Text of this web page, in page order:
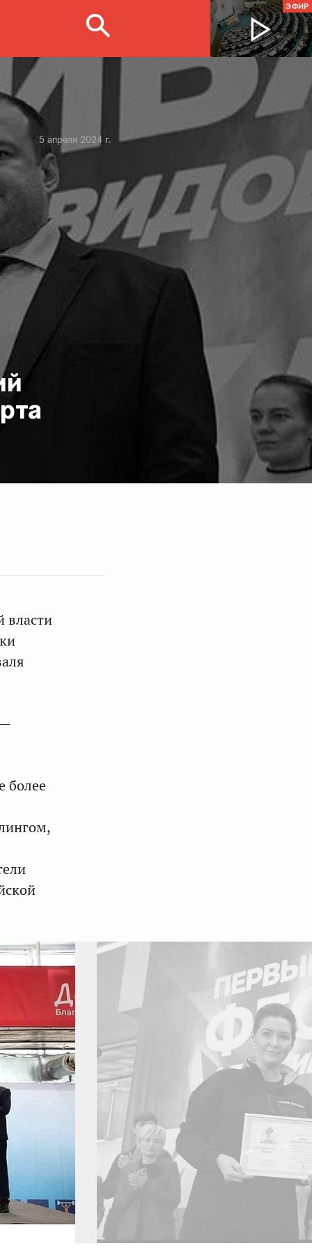
ЭФИР
5 апреля 2024 г.
власти
более